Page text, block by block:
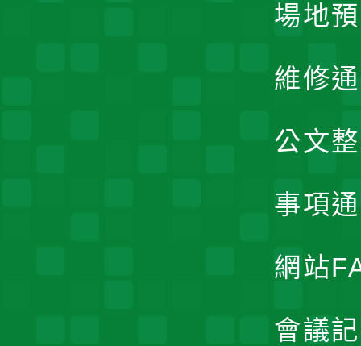
場地
維修
公文
事項
網站
會議